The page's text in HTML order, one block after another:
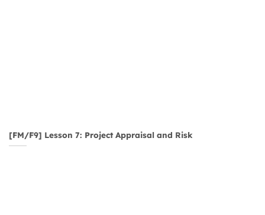
[FM/F9] Lesson 7: Project Appraisal and Risk